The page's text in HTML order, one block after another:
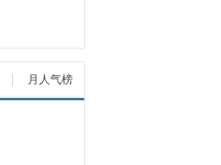
月人气榜